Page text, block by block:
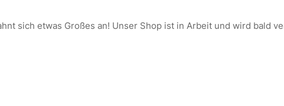
sich etwas Großes an! Unser Shop ist in Arbeit und wird bald